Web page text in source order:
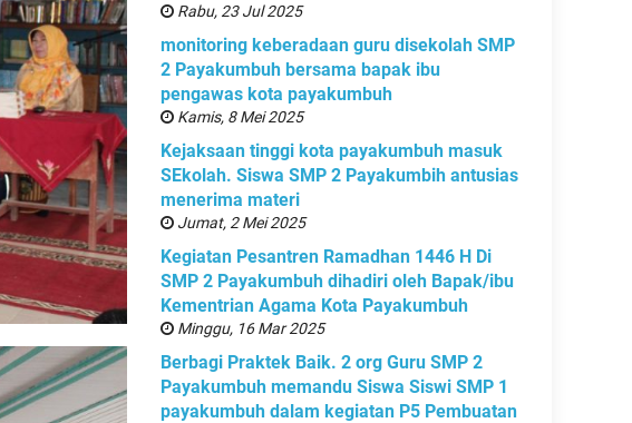
Rabu, 23 Jul 2025
monitoring keberadaan guru disekolah SMP
2 Payakumbuh bersama bapak ibu
pengawas kota payakumbuh
Kamis, 8 Mei 2025
Kejaksaan tinggi kota payakumbuh masuk
SEkolah. Siswa SMP 2 Payakumbih antusias
menerima materi
Jumat, 2 Mei 2025
Kegiatan Pesantren Ramadhan 1446 H Di
SMP 2 Payakumbuh dihadiri oleh Bapak/ibu
Kementrian Agama Kota Payakumbuh
Minggu, 16 Mar 2025
Berbagi Praktek Baik. 2 org Guru SMP 2
Payakumbuh memandu Siswa Siswi SMP 1
payakumbuh dalam kegiatan P5 Pembuatan